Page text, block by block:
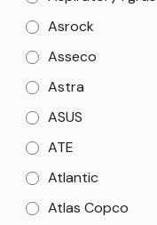
Asrock
Asseco
Astra
ASUS
ATE
Atlantic
Atlas Copco